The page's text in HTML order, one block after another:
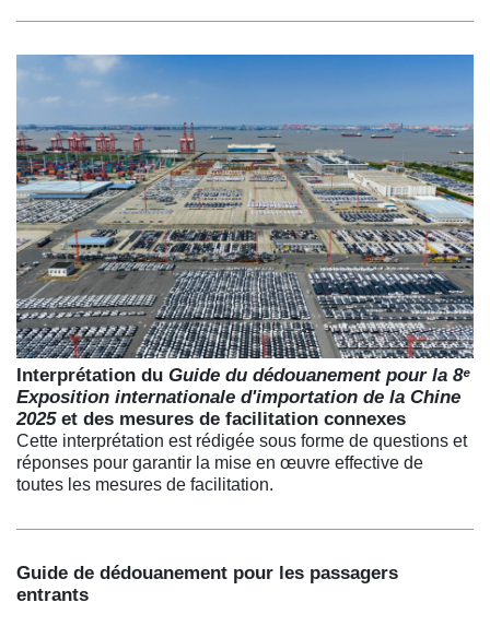
Interprétation du Guide du dédouanement pour la 8ᵉ
Exposition internationale d'importation de la Chine
2025et des mesures de facilitation connexes
Cette interprétation est rédigée sous forme de questions et
réponses pour garantir la mise en œuvre effective de
toutes les mesures de facilitation.
Guide de dédouanement pour les passagers
entrants